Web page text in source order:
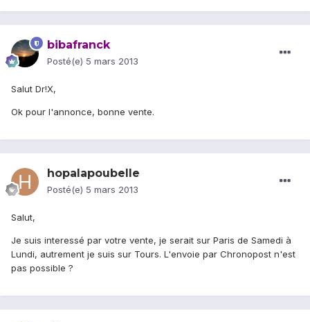
bibafranck
Posté(e) 5 mars 2013
Salut Dr!X,
Ok pour l'annonce, bonne vente.
hopalapoubelle
Posté(e) 5 mars 2013
Salut,
Je suis interessé par votre vente, je serait sur Paris de Samedi à
Lundi, autrement je suis sur Tours. L'envoie par Chronopost n'est
pas possible ?